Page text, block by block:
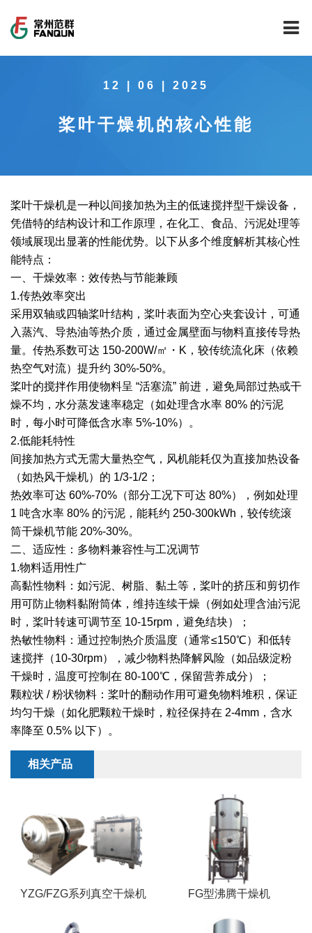
公司介绍
公司荣誉
范群文化
公司大事记
载体催化剂全自动生产线系列
回转圆筒干燥焙烧系列
气流干燥系列
喷雾干燥机系列
带式干燥焙烧系列
真空干燥系列
圆盘干燥机系列
桨叶式干燥系列
载体干燥系列
滚筒干燥系列
沸腾干燥系列
烘箱干燥系列
管束干燥系列
干燥配套装置
新能源新材料行业
制药行业
食品行业
环保行业
化工行业
技术中心
工程实验室
工程技术中心
质量监督技术中心
新闻中心
范群新闻
行业新闻
技术专栏
服务中心
常见问题
社会责任
全球契约组织成员
公共责任
节能环保
公益支持
社会责任报告
社会责任
绿色发展
绿色工厂
绿色供应链
人才招聘
联系我们
联系我们
12 | 06 | 2025
桨叶干燥机的核心性能
桨叶干燥机是一种以间接加热为主的低速搅拌型干燥设备，
凭借特的结构设计和工作原理，在化工、食品、污泥处理等
领域展现出显著的性能优势。以下从多个维度解析其核心性
能特点：
一、干燥效率：效传热与节能兼顾
1.传热效率突出
采用双轴或四轴桨叶结构，桨叶表面为空心夹套设计，可通
入蒸汽、导热油等热介质，通过金属壁面与物料直接传导热
量。传热系数可达 150-200W/㎡・K，较传统流化床（依赖
热空气对流）提升约 30%-50%。
桨叶的搅拌作用使物料呈 “活塞流” 前进，避免局部过热或干
燥不均，水分蒸发速率稳定（如处理含水率 80% 的污泥
时，每小时可降低含水率 5%-10%）。
2.低能耗特性
间接加热方式无需大量热空气，风机能耗仅为直接加热设备
（如热风干燥机）的 1/3-1/2；
热效率可达 60%-70%（部分工况下可达 80%），例如处理
1 吨含水率 80% 的污泥，能耗约 250-300kWh，较传统滚
筒干燥机节能 20%-30%。
二、适应性：多物料兼容性与工况调节
1.物料适用性广
高黏性物料：如污泥、树脂、黏土等，桨叶的挤压和剪切作
用可防止物料黏附筒体，维持连续干燥（例如处理含油污泥
时，桨叶转速可调节至 10-15rpm，避免结块）；
热敏性物料：通过控制热介质温度（通常≤150℃）和低转
速搅拌（10-30rpm），减少物料热降解风险（如品级淀粉
干燥时，温度可控制在 80-100℃，保留营养成分）；
颗粒状 / 粉状物料：桨叶的翻动作用可避免物料堆积，保证
均匀干燥（如化肥颗粒干燥时，粒径保持在 2-4mm，含水
率降至 0.5% 以下）。
相关产品
YZG/FZG系列真空干燥机 FG型沸腾干燥机